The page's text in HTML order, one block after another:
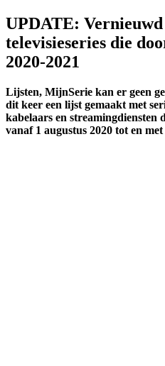
UPDATE: Vernieuwd
televisieseries die
2020-2021
Lijsten, MijnSerie kan er geen
dit keer een lijst gemaakt met
kabelaars en streamingdiensten
vanaf 1 augustus 2020 tot en